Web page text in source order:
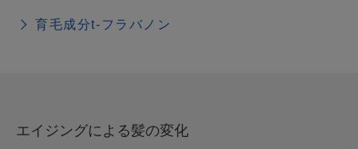
育毛成分t-フラバノン
エイジングによる髪の変化